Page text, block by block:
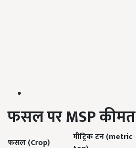
फसल परMSPकीमत
फसल (Crop)
मीट्रिक टन (metric